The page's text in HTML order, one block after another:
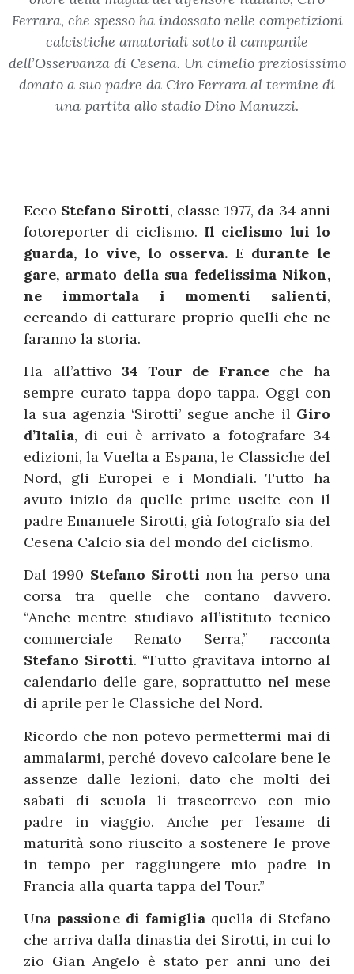
Ferrara, che spesso ha indossato nelle competizioni
calcistiche amatoriali sotto il campanile
dell’Osservanza di Cesena. Un cimelio preziosissimo
donato a suo padre da Ciro Ferrara al termine di
una partita allo stadio Dino Manuzzi.
Ecco Stefano Sirotti, classe 1977, da 34 anni
fotoreporter di ciclismo. Il ciclismo lui lo
guarda, lo vive, lo osserva. E durante le
gare, armato della sua fedelissima Nikon,
ne immortala i momenti salienti,
cercando di catturare proprio quelli che ne
faranno la storia.
Ha all’attivo34 Tour de Franceche ha
sempre curato tappa dopo tappa. Oggi con
la sua agenzia ‘Sirotti’ segue anche il Giro
d’Italia, di cui è arrivato a fotografare 34
edizioni, la Vuelta a Espana, le Classiche del
Nord, gli Europei e i Mondiali. Tutto ha
avuto inizio da quelle prime uscite con il
padre Emanuele Sirotti, già fotografo sia del
Cesena Calcio sia del mondo del ciclismo.
Dal 1990 Stefano Sirotti non ha perso una
corsa tra quelle che contano davvero.
“Anche mentre studiavo all’istituto tecnico
commerciale Renato Serra,” racconta
Stefano Sirotti. “Tutto gravitava intorno al
calendario delle gare, soprattutto nel mese
di aprile per le Classiche del Nord.
Ricordo che non potevo permettermi mai di
ammalarmi, perché dovevo calcolare bene le
assenze dalle lezioni, dato che molti dei
sabati di scuola li trascorrevo con mio
padre in viaggio. Anche per l’esame di
maturità sono riuscito a sostenere le prove
in tempo per raggiungere mio padre in
Francia alla quarta tappa del Tour.”
Una passione di famiglia quella di Stefano
che arriva dalla dinastia dei Sirotti, in cui lo
zio Gian Angelo è stato per anni uno dei